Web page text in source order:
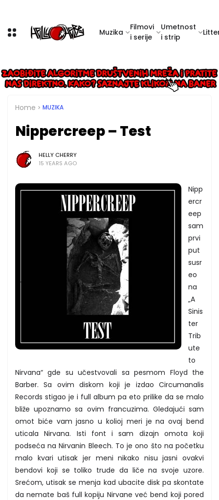
Muzika
Filmovi
i serije
Umetnost
i strip
Home MUZIKA
Nippercreep – Test
HELLY CHERRY
15 YEARS AGO
Nipp
ercr
eep
sam
prvi
put
susr
eo
na
„A
Sinis
ter
Trib
ute
to
Nirvana“ gde su učestvovali sa pesmom Floyd the
Barber. Sa ovim diskom koji je izdao Circumanalis
Records stigao je i full album pa eto prilike da se malo
bliže upoznamo sa ovim francuzima. Gledajući sam
omot biće vam jasno u kolioj meri je na ovaj bend
uticala Nirvana. Isti font i sam dizajn omota koji
podseća na Nirvanin Bleech. To je ono što na početku
malo kvari utisak jer meni nikako nisu jasni ovakvi
bendovi koji se toliko trude da liče na svoje uzore.
Srećom, utisak se menja kad ubacite disk pa skontate
da nemate baš full kopiju Nirvane već bend koji pored